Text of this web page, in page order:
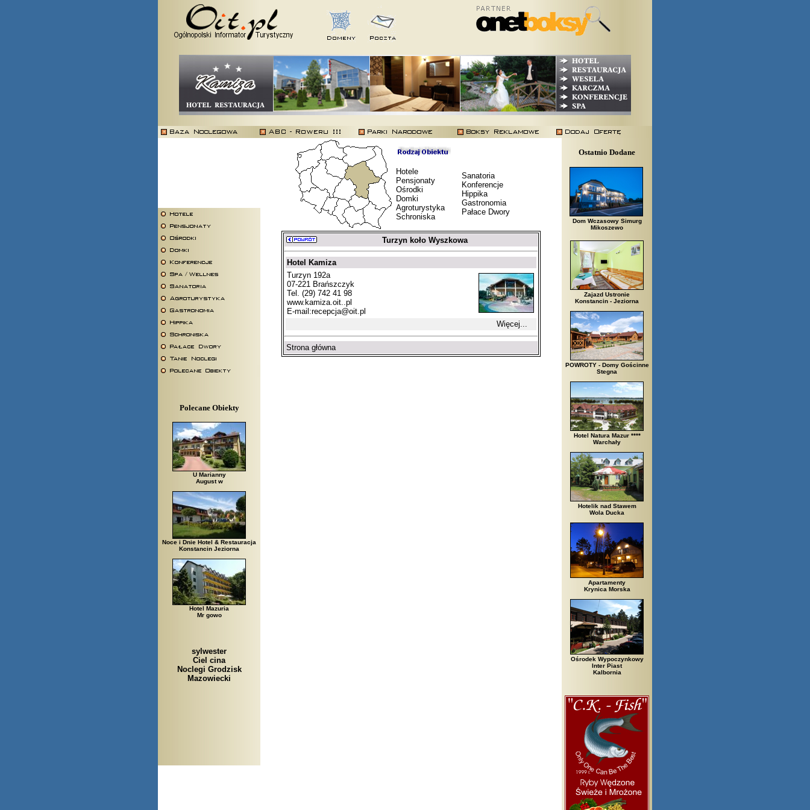
Polecane Obiekty
U Marianny
August w
Noce i Dnie Hotel & Restauracja
Konstancin Jeziorna
Hotel Mazuria
Mr gowo
sylwester
Ciel cina
Noclegi Grodzisk
Mazowiecki
Hotele
Pensjonaty
Ośrodki
Domki
Agroturystyka
Schroniska
Sanatoria
Konferencje
Hippika
Gastronomia
Pałace Dwory
Turzyn koło Wyszkowa
Hotel Kamiza
Turzyn 192a
07-221 Brańszczyk
Tel. (29) 742 41 98
www.kamiza.oit..pl
E-mail:recepcja@oit.pl
Więcej...
Strona główna
Arłamów, Augustów, Babice Stare, Bachanowo, Barczewo, Bardo, Białobrzegi, Białowieża, Bielsko Biała, Biały Bór, Biały Dunajec, Białystok, Błędów, Bocheniec,
Ostatnio Dodane
Dom Wczasowy Simurg
Mikoszewo
Zajazd Ustronie
Konstancin - Jeziorna
POWROTY - Domy Gościnne
Stegna
Hotel Natura Mazur ****
Warchały
Hotelik nad Stawem
Wola Ducka
Apartamenty
Krynica Morska
Ośrodek Wypoczynkowy
Inter Piast
Kalbornia